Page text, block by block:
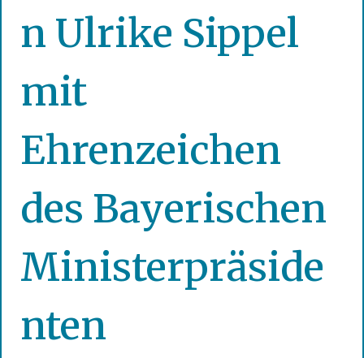
n Ulrike Sippel
mit
Ehrenzeichen
des Bayerischen
Ministerpräside
nten